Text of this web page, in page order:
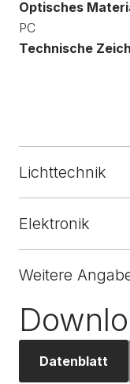
Optisches
PC
Technische
Lichttechnik
Elektronik
Weitere
Datenblatt